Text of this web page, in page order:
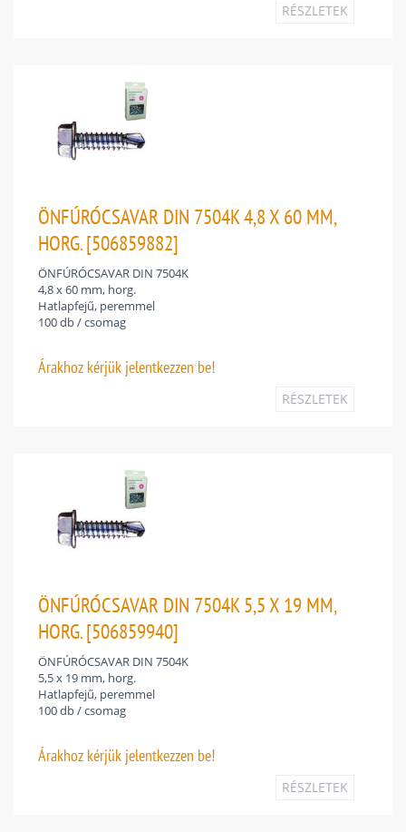
RÉSZLETEK
ÖNFÚRÓCSAVAR DIN 7504K 4,8 X 60 MM,
HORG. [506859882]
ÖNFÚRÓCSAVAR DIN 7504K
4,8 x 60 mm, horg.
Hatlapfejű, peremmel
100 db / csomag
Árakhoz kérjük jelentkezzen be!
RÉSZLETEK
ÖNFÚRÓCSAVAR DIN 7504K 5,5 X 19 MM,
HORG. [506859940]
ÖNFÚRÓCSAVAR DIN 7504K
5,5 x 19 mm, horg.
Hatlapfejű, peremmel
100 db / csomag
Árakhoz kérjük jelentkezzen be!
RÉSZLETEK